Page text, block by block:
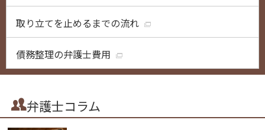
取り立てを止めるまでの流れ
債務整理の弁護士費用
弁護士コラム